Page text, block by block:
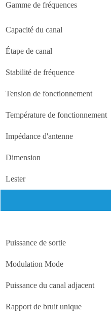
Gamme de fréquences
Capacité du canal
Étape de canal
Stabilité de fréquence
Tension de fonctionnement
Température de fonctionnement
Impédance d'antenne
Dimension
Lester
Puissance de sortie
Modulation Mode
Puissance du canal adjacent
Rapport de bruit unique